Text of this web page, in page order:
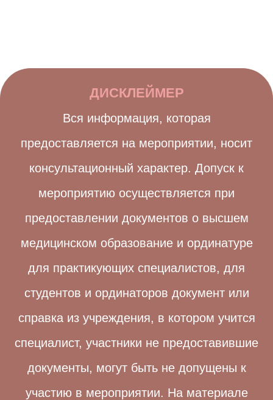
ДИСКЛЕЙМЕР
Вся информация, которая
предоставляется на мероприятии, носит
консультационный характер. Допуск к
мероприятию осуществляется при
предоставлении документов о высшем
медицинском образование и ординатуре
для практикующих специалистов, для
студентов и ординаторов документ или
справка из учреждения, в котором учится
специалист, участники не предоставившие
документы, могут быть не допущены к
участию в мероприятии. На материале